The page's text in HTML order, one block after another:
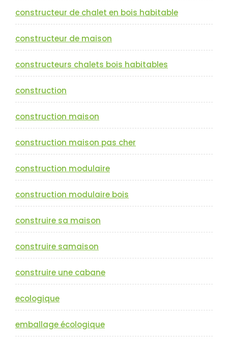
constructeur de chalet en bois habitable
constructeur de maison
constructeurs chalets bois habitables
construction
construction maison
construction maison pas cher
construction modulaire
construction modulaire bois
construire sa maison
construire samaison
construire une cabane
ecologique
emballage écologique